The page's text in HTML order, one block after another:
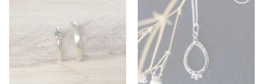
Toevoegen
verlanglijst
Toevoegen
verlanglijst